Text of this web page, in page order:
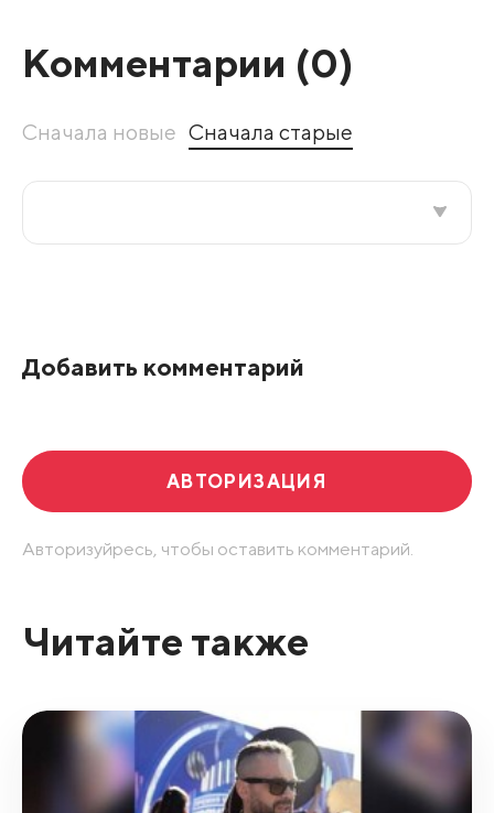
Комментарии (0)
Сначала новые Сначала старые
Добавить комментарий
АВТОРИЗАЦИЯ
Авторизуйресь, чтобы оставить комментарий.
Читайте также